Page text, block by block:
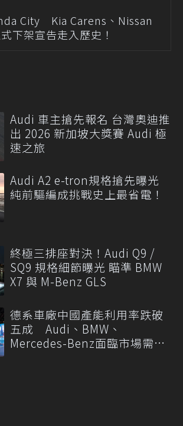
City Kia Carens、Nissan
下架宣告走入歷史！
Audi 車主搶先報名 台灣奧迪推
出 2026 新加坡大獎賽 Audi 極
速之旅
Audi A2 e-tron規格搶先曝光
純前驅編成挑戰史上最省電！
終極三排座對決！Audi Q9 /
SQ9 規格細節曝光 瞄準 BMW
X7 與 M-Benz GLS
德系車廠中國產能利用率跌破
五成 Audi、BMW、
Mercedes-Benz面臨市場需求